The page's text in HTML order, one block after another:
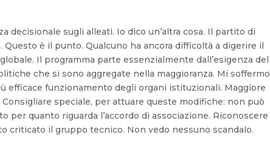
decisionale sugli alleati. Io dico un’altra cosa. Il partito di
è il punto. Qualcuno ha ancora difficoltà a digerire il
Il programma parte essenzialmente dall’esigenza del
che si sono aggregate nella maggioranza. Mi soffermo
funzionamento degli organi istituzionali. Maggiore
speciale, per attuare queste modifiche: non può
quanto riguarda l’accordo di associazione. Riconoscere
criticato il gruppo tecnico. Non vedo nessuno scandalo.